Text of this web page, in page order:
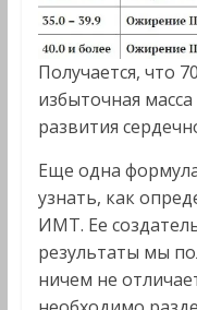
Получается, что
избыточная
развития
Еще одна формула
узнать, как
ИМТ. Ее
результаты мы
ничем не